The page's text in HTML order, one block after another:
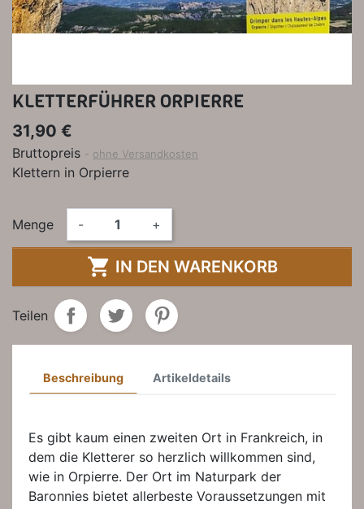
KLETTERFÜHRER ORPIERRE
31,90 €
Bruttopreis ohne Versandkosten
Klettern in Orpierre
Menge - +
 IN DEN WARENKORB
Teilen
Beschreibung Artikeldetails
Es gibt kaum einen zweiten Ort in Frankreich, in
dem die Kletterer so herzlich willkommen sind,
wie in Orpierre. Der Ort im Naturpark der
Baronnies bietet allerbeste Voraussetzungen mit